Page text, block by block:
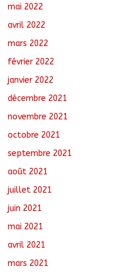
mai 2022
avril 2022
mars 2022
février 2022
janvier 2022
décembre 2021
novembre 2021
octobre 2021
septembre 2021
août 2021
juillet 2021
juin 2021
mai 2021
avril 2021
mars 2021